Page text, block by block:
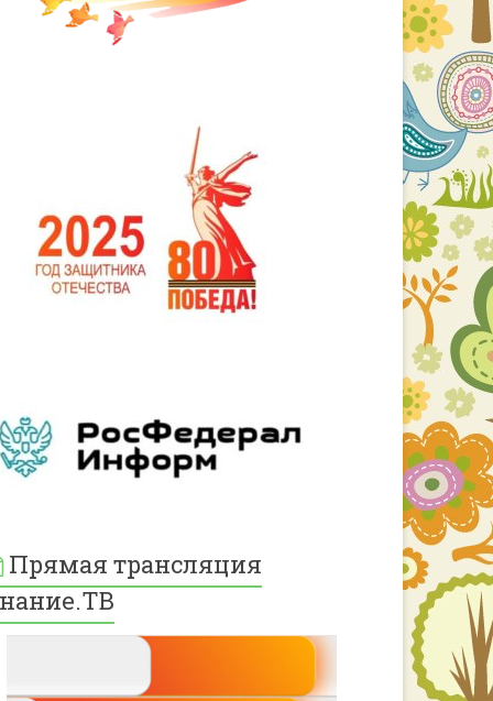
Прямая трансляция